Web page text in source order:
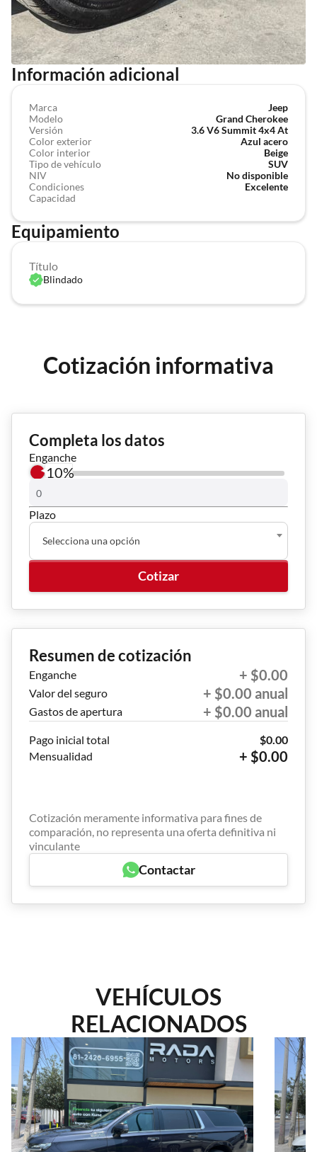
Información adicional
Marca
Jeep
Modelo
Grand Cherokee
Versión
3.6 V6 Summit 4x4 At
Color exterior
Azul acero
Color interior
Beige
Tipo de vehículo
SUV
NIV
No disponible
Condiciones
Excelente
Capacidad
Equipamiento
Título
Blindado
Cotización informativa
Completa los datos
Enganche
10%
Plazo
Selecciona una opción
Cotizar
Resumen de cotización
Enganche + $0.00
Valor del seguro + $0.00 anual
Gastos de apertura + $0.00 anual
Pago inicial total
$0.00
Mensualidad
+ $0.00
Cotización meramente informativa para fines de
comparación, no representa una oferta definitiva ni
vinculante
Contactar
VEHÍCULOS
RELACIONADOS
versión...